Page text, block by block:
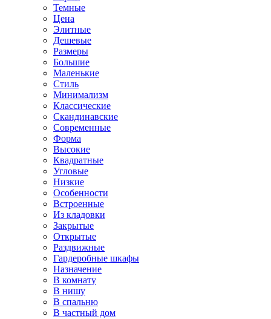
Темные
Цена
Элитные
Дешевые
Размеры
Большие
Маленькие
Стиль
Минимализм
Классические
Скандинавские
Современные
Форма
Высокие
Квадратные
Угловые
Низкие
Особенности
Встроенные
Из кладовки
Закрытые
Открытые
Раздвижные
Гардеробные шкафы
Назначение
В комнату
В нишу
В спальню
В частный дом